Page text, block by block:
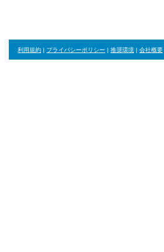
利用規約 | プライバシーポリシー | 推奨環境 | 会社概要